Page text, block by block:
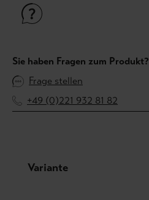
Sie haben Fragen zum Produkt?
Frage stellen
+49 (0)221 932 81 82
Produktgalerie überspringen
Variante